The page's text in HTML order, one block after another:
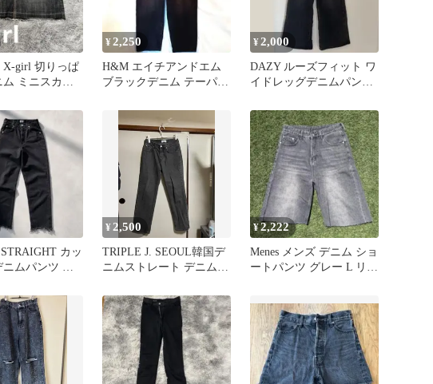
X-girl 切りっぱ
ム ミニスカー
¥2,250
​H&M エイチアンドエム
ブラックデニム テーパー
¥2,000
DAZY ルーズフィット ワ
イドレッグデニムパンツ
カッ
ニムパンツ ブ
¥2,500
TRIPLE J. SEOUL韓国デ
ニムストレート デニムパ
¥2,222
Menes メンズ デニム ショ
ートパンツ グレー L リメ